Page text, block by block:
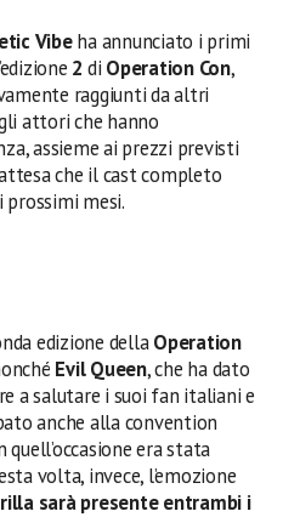
Vibeha annunciato i primi
2 di Operation Con,
raggiunti da altri
attori che hanno
assieme ai prezzi previsti
che il cast completo
prossimi mesi.
edizione dellaOperation
Evil Queen, che ha dato
a salutare i suoi fan italiani e
anche alla convention
era stata
volta, invece, l’emozione
sarà presente entrambi i